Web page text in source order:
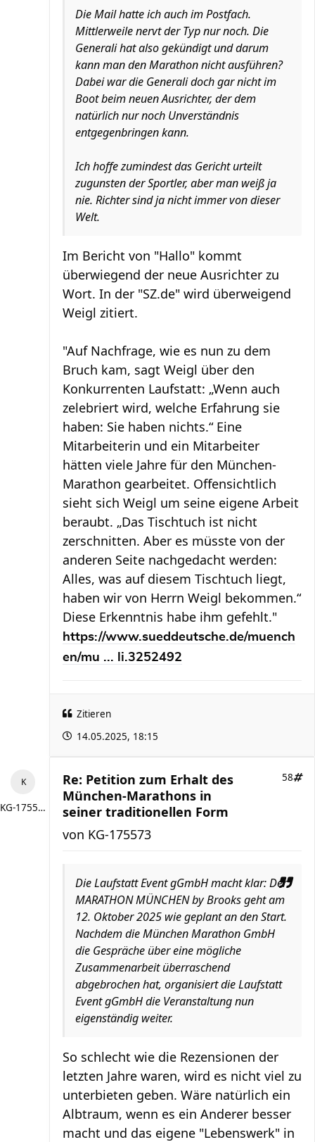
Die Mail hatte ich auch im Postfach.
Mittlerweile nervt der Typ nur noch. Die
Generali hat also gekündigt und darum
kann man den Marathon nicht ausführen?
Dabei war die Generali doch gar nicht im
Boot beim neuen Ausrichter, der dem
natürlich nur noch Unverständnis
entgegenbringen kann.
Ich hoffe zumindest das Gericht urteilt
zugunsten der Sportler, aber man weiß ja
nie. Richter sind ja nicht immer von dieser
Welt.
Im Bericht von "Hallo" kommt
überwiegend der neue Ausrichter zu
Wort. In der "SZ.de" wird überweigend
Weigl zitiert.
"Auf Nachfrage, wie es nun zu dem
Bruch kam, sagt Weigl über den
Konkurrenten Laufstatt: „Wenn auch
zelebriert wird, welche Erfahrung sie
haben: Sie haben nichts.“ Eine
Mitarbeiterin und ein Mitarbeiter
hätten viele Jahre für den München-
Marathon gearbeitet. Offensichtlich
sieht sich Weigl um seine eigene Arbeit
beraubt. „Das Tischtuch ist nicht
zerschnitten. Aber es müsste von der
anderen Seite nachgedacht werden:
Alles, was auf diesem Tischtuch liegt,
haben wir von Herrn Weigl bekommen.“
Diese Erkenntnis habe ihm gefehlt."
https://www.sueddeutsche.de/muench
en/mu ... li.3252492
Zitieren
14.05.2025, 18:15
KG-175573
Re: Petition zum Erhalt des
München-Marathons in
seiner traditionellen Form
58
von KG-175573
Die Laufstatt Event gGmbH macht klar: Der
MARATHON MÜNCHEN by Brooks geht am
12. Oktober 2025 wie geplant an den Start.
Nachdem die München Marathon GmbH
die Gespräche über eine mögliche
Zusammenarbeit überraschend
abgebrochen hat, organisiert die Laufstatt
Event gGmbH die Veranstaltung nun
eigenständig weiter.
So schlecht wie die Rezensionen der
letzten Jahre waren, wird es nicht viel zu
unterbieten geben. Wäre natürlich ein
Albtraum, wenn es ein Anderer besser
macht und das eigene "Lebenswerk" in